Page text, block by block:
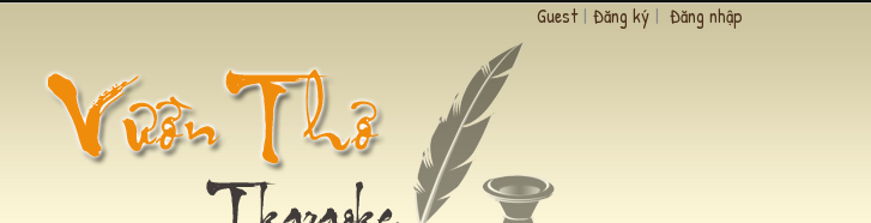
Guest | Đăng ký | Đăng nhập